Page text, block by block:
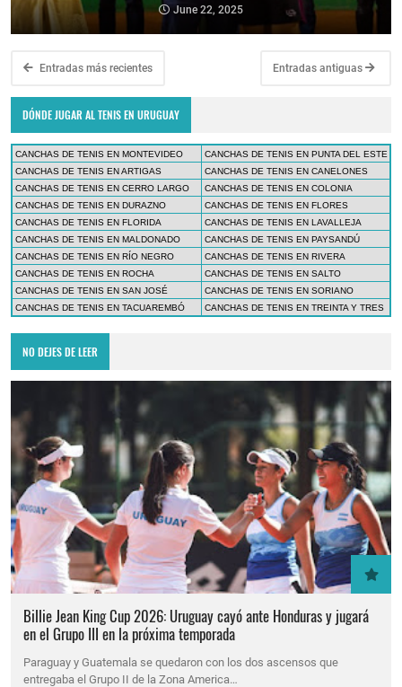
June 22, 2025
Entradas más recientes Entradas antiguas
DÓNDE JUGAR AL TENIS EN URUGUAY
CANCHAS DE TENIS EN MONTEVIDEO
CANCHAS DE TENIS EN PUNTA DEL ESTE
CANCHAS DE TENIS EN ARTIGAS
CANCHAS DE TENIS EN CANELONES
CANCHAS DE TENIS EN CERRO LARGO
CANCHAS DE TENIS EN COLONIA
CANCHAS DE TENIS EN DURAZNO
CANCHAS DE TENIS EN FLORES
CANCHAS DE TENIS EN FLORIDA
CANCHAS DE TENIS EN LAVALLEJA
CANCHAS DE TENIS EN MALDONADO
CANCHAS DE TENIS EN PAYSANDÚ
CANCHAS DE TENIS EN RÍO NEGRO
CANCHAS DE TENIS EN RIVERA
CANCHAS DE TENIS EN ROCHA
CANCHAS DE TENIS EN SALTO
CANCHAS DE TENIS EN SAN JOSÉ
CANCHAS DE TENIS EN SORIANO
CANCHAS DE TENIS EN TACUAREMBÓ
CANCHAS DE TENIS EN TREINTA Y TRES
NO DEJES DE LEER
Billie Jean King Cup 2026: Uruguay cayó ante Honduras y jugará
en el Grupo III en la próxima temporada
Paraguay y Guatemala se quedaron con los dos ascensos que
entregaba el Grupo II de la Zona America…